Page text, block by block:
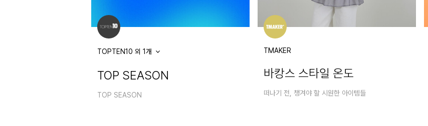
TOPTEN10 외 1개
TOP SEASON
TOP SEASON
TMAKER
바캉스 스타일 온도
떠나기 전, 챙겨야 할 시원한 아이템들